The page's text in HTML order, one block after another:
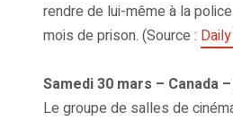
rendre de lui-même à la
mois de prison. (Source :
Samedi 30 mars – Canada
Le groupe de salles de